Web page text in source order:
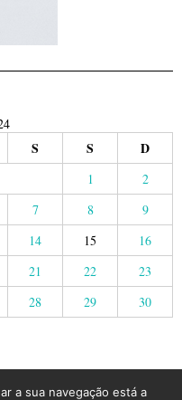
S S D
1
2
7 8
9
14 15
16
21 22
23
28 29 30
a sua navegação está a